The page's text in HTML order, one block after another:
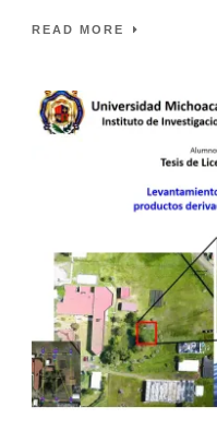
READ MORE